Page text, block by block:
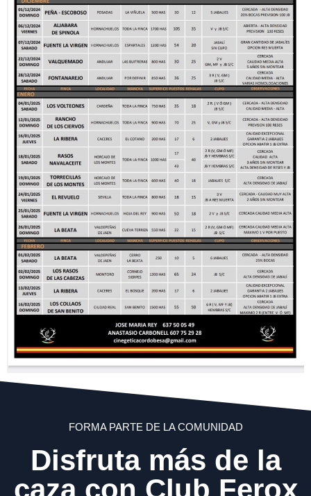
FORMA PARTE DE LA COMUNIDAD
Disfruta más de la
caza con Club Ferox